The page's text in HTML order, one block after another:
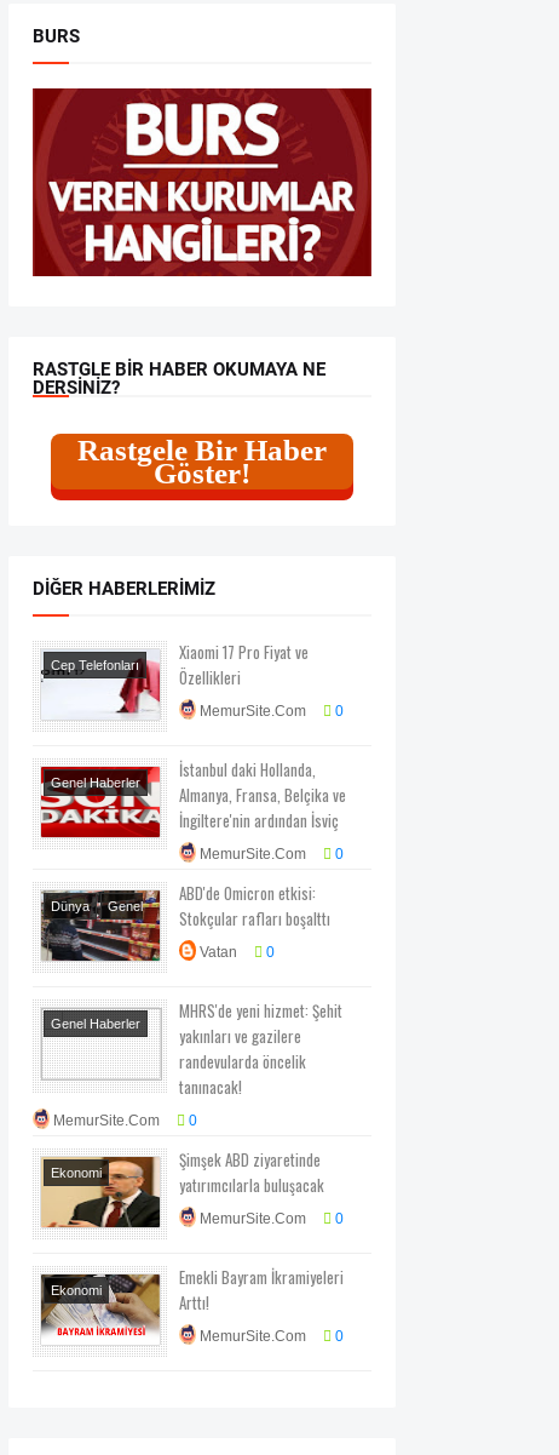
BURS
RASTGLE BIR HABER OKUMAYA NE
DERSINIZ?
Rastgele Bir Haber
Göster!
DIĞER HABERLERIMIZ
Cep Telefonları
Xiaomi 17 Pro Fiyat ve
Özellikleri
MemurSite.Com 0
Genel Haberler
Siyaset
İstanbul daki Hollanda,
Almanya, Fransa, Belçika ve
İngiltere'nin ardından İsviç
MemurSite.Com 0
Dünya
Genel
Haberler
ABD'de Omicron etkisi:
Stokçular rafları boşalttı
Vatan 0
Genel Haberler
Sağlık
MHRS'de yeni hizmet: Şehit
yakınları ve gazilere
randevularda öncelik
tanınacak!
MemurSite.Com 0
Ekonomi
Ekonomi-Piyasa-
Kampanya
Şimşek ABD ziyaretinde
yatırımcılarla buluşacak
MemurSite.Com 0
Ekonomi
Ekonomi-Piyasa-
Kampanya
Genel
Emekli Bayram İkramiyeleri
Arttı!
MemurSite.Com 0